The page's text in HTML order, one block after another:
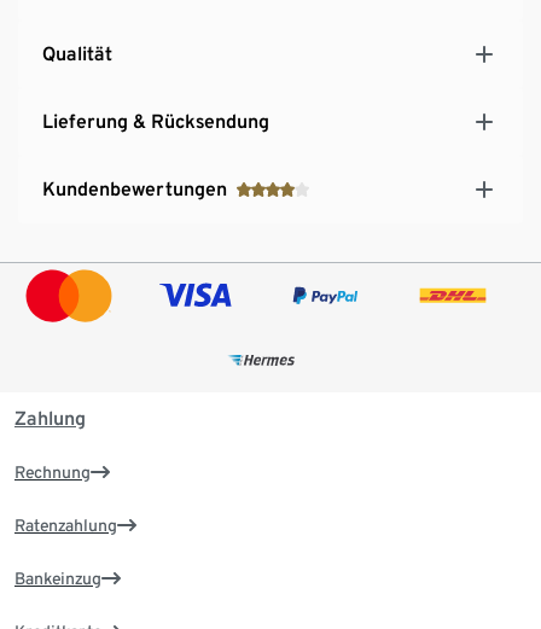
Qualität
Lieferung & Rücksendung
Kundenbewertungen
Zahlung
Rechnung
Ratenzahlung
Bankeinzug